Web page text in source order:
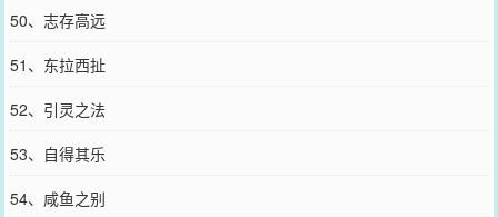
50、志存高远
51、东拉西扯
52、引灵之法
53、自得其乐
54、咸鱼之别